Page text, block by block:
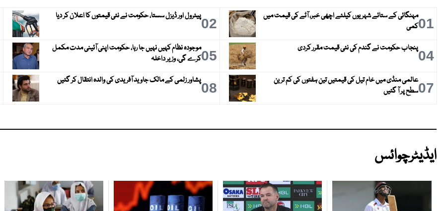
01مہنگائی کے ستائے شہریوں کیلئے اچھی خبر، آٹے کی قیمت میں
کمی
02پیٹرول اور ڈیزل سستا، حکومت نے نئی قیمتوں کا اعلان کر دیا
04پنجاب حکومت نے گندم کی نئی قیمت مقرر کردی 05موجودہ نظام کہیں نہیں جا رہا، حکومت اپنی آئینی مدت مکمل
کرے گی، وزیر داخلہ
07عالمی منڈی میں خام تیل کی قیمتیں تین ہفتوں کی کم ترین
سطح پر آ گئیں
08پشاور زلمی کے مالک جاوید آفریدی کی والدہ انتقال کر گئیں
ایڈیٹرچوائس